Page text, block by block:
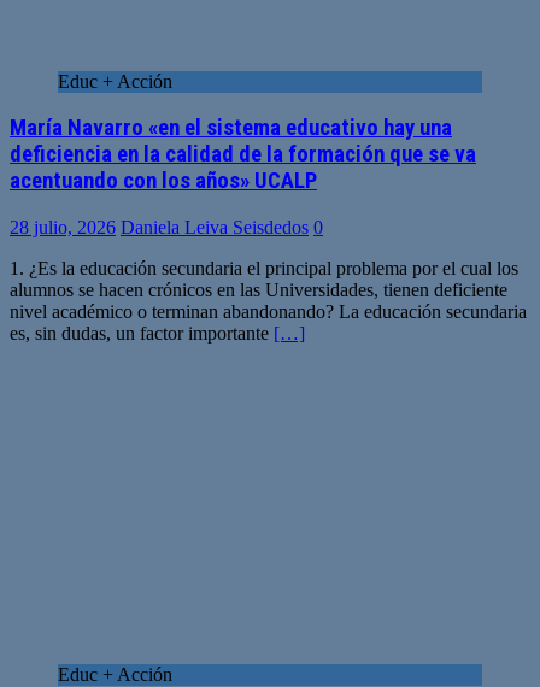
Educ + Acción
María Navarro «en el sistema educativo hay una
deficiencia en la calidad de la formación que se va
acentuando con los años» UCALP
28 julio, 2026 Daniela Leiva Seisdedos 0
1. ¿Es la educación secundaria el principal problema por el cual los
alumnos se hacen crónicos en las Universidades, tienen deficiente
nivel académico o terminan abandonando? La educación secundaria
es, sin dudas, un factor importante […]
Educ + Acción